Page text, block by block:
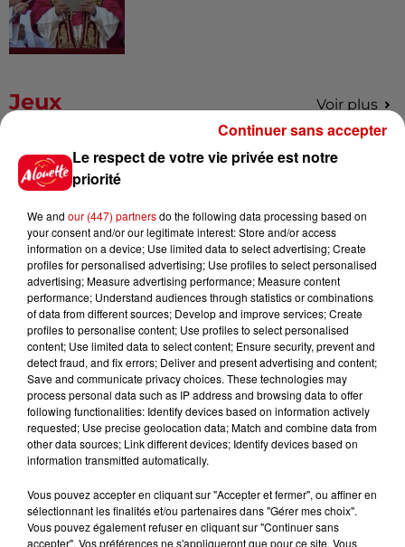
Jeux Voir plus
Gagnez vos places pour le
festival Marché Gourmand 2026
Le Duel - Gagnez vos entrées
pour l'un des zoos de nos
régions !
Destination Vacances - Gagnez
votre séjour en famille au cœur
de la...
Destination Vacances : inscrivez-
vous !
Le respect de votre vie privée est notre
priorité
We and our (447) partnersdo the following data processing based on
your consent and/or our legitimate interest: Store and/or access
information on a device; Use limited data to select advertising; Create
profiles for personalised advertising; Use profiles to select personalised
advertising; Measure advertising performance; Measure content
performance; Understand audiences through statistics or combinations
of data from different sources; Develop and improve services; Create
profiles to personalise content; Use profiles to select personalised
content; Use limited data to select content; Ensure security, prevent and
detect fraud, and fix errors; Deliver and present advertising and content;
Save and communicate privacy choices. These technologies may
process personal data such as IP address and browsing data to offer
following functionalities: Identify devices based on information actively
requested; Use precise geolocation data; Match and combine data from
other data sources; Link different devices; Identify devices based on
information transmitted automatically.
Vous pouvez accepter en cliquant sur "Accepter et fermer", ou affiner en
sélectionnant les finalités et/ou partenaires dans "Gérer mes choix".
Vous pouvez également refuser en cliquant sur "Continuer sans
accepter". Vos préférences ne s'appliqueront que pour ce site. Vous
Continuer sans accepter